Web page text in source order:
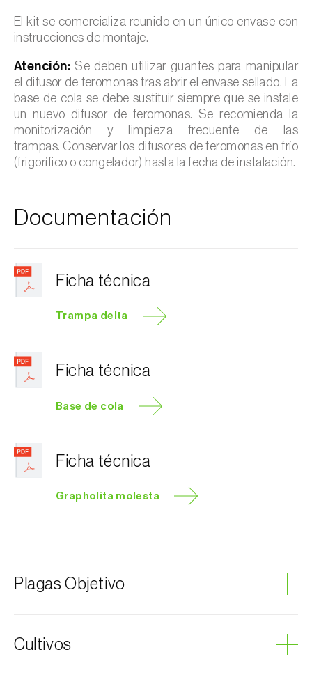
El kit se comercializa reunido en un único envase con
instrucciones de montaje.
Atención: Se deben utilizar guantes para manipular
el difusor de feromonas tras abrir el envase sellado. La
base de cola se debe sustituir siempre que se instale
un nuevo difusor de feromonas. Se recomienda la
monitorización y limpieza frecuente de las
trampas. Conservar los difusores de feromonas en frío
(frigorífico o congelador) hasta la fecha de instalación.
Documentación
Ficha técnica
Trampa delta
Ficha técnica
Base de cola
Ficha técnica
Grapholita molesta
Plagas Objetivo
Cultivos